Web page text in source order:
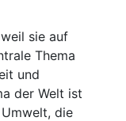
sie auf
Thema
und
der Welt ist
die